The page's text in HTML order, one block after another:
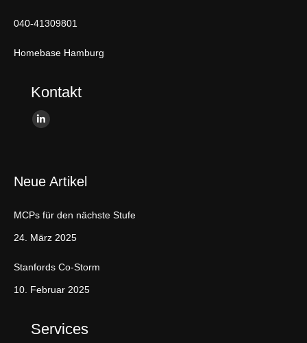
040-41309801
Homebase Hamburg
Kontakt
Finden Sie uns auf:
L
k
d
i
p
a
Neue Artikel
MCPs für den nächste Stufe
24. März 2025
Stanfords Co-Storm
10. Februar 2025
Services